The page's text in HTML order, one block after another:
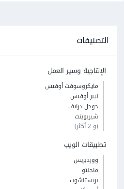
التصنيفات
الإنتاجية وسير العمل
مايكروسوفت أوفيس
ليبر أوفيس
جوجل درايف
شيربوينت
(و 2 أكثر)
تطبيقات الويب
ووردبريس
ماجنتو
بريستاشوب